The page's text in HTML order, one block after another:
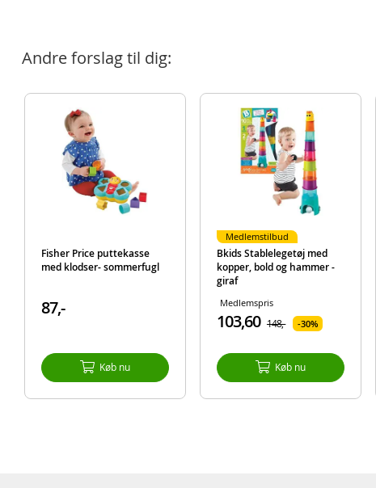
Andre forslag til dig:
Fisher Price puttekasse
med klodser- sommerfugl
87,-
Køb nu
Bkids Stablelegetøj med
kopper, bold og hammer -
giraf
Medlemspris
103,60 148,- 30%
Køb nu
Medlemstilbud